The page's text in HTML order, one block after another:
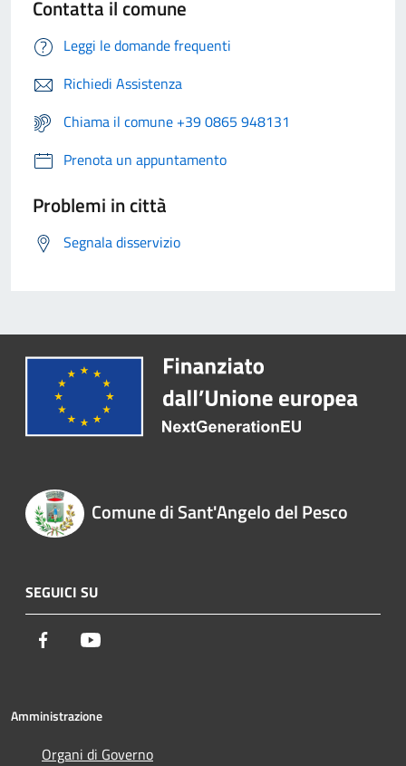
Contatta il comune
Leggi le domande frequenti
Richiedi Assistenza
Chiama il comune +39 0865 948131
Prenota un appuntamento
Problemi in città
Segnala disservizio
Comune di Sant'Angelo del Pesco
SEGUICI SU
Facebook
Amministrazione
Organi di Governo